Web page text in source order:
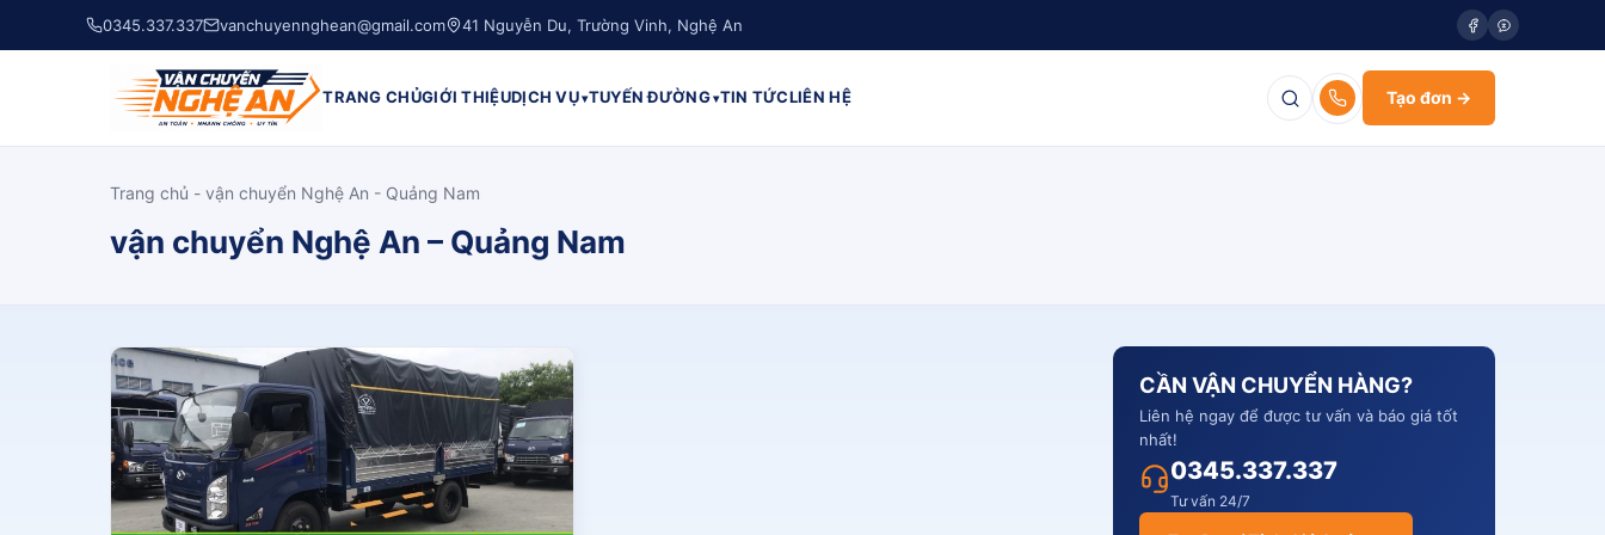
0345.337.337 vanchuyennghean@gmail.com 41 Nguyễn Du, Trường Vinh, Nghệ An
TRANG CHỦGIỚI THIỆUDỊCH VỤ TUYẾN ĐƯỜNG TIN TỨCLIÊN HỆ Tạo đơn →
Trang chủ - vận chuyển Nghệ An - Quảng Nam
vận chuyển Nghệ An – Quảng Nam
CẦN VẬN CHUYỂN HÀNG?
Liên hệ ngay để được tư vấn và báo giá tốt
nhất!
0345.337.337
Tư vấn 24/7